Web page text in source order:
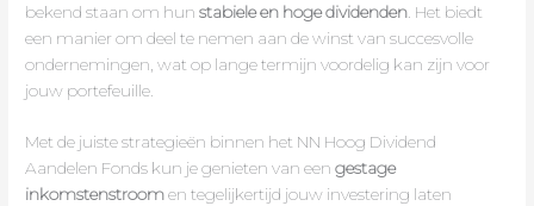
bekend staan om hunstabiele en hoge dividenden . Het biedt
een manier om deel te nemen aan de winst van succesvolle
ondernemingen, wat op lange termijn voordelig kan zijn voor
jouw portefeuille.
Met de juiste strategieën binnen het NN Hoog Dividend
Aandelen Fonds kun je genieten van eengestage
inkomstenstroomen tegelijkertijd jouw investering laten